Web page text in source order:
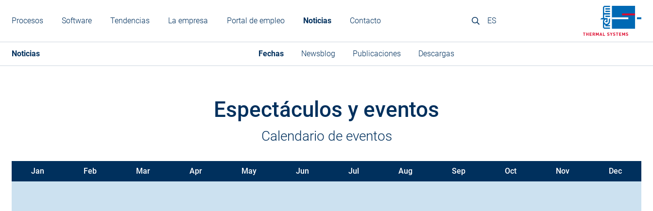
Procesos Software Tendencias La empresa Portal de empleo Noticias Contacto ES
Noticias Fechas Newsblog Publicaciones Descargas
Espectáculos y eventos
Calendario de eventos
Jan Feb Mar Apr May Jun Jul Aug Sep Oct Nov Dec